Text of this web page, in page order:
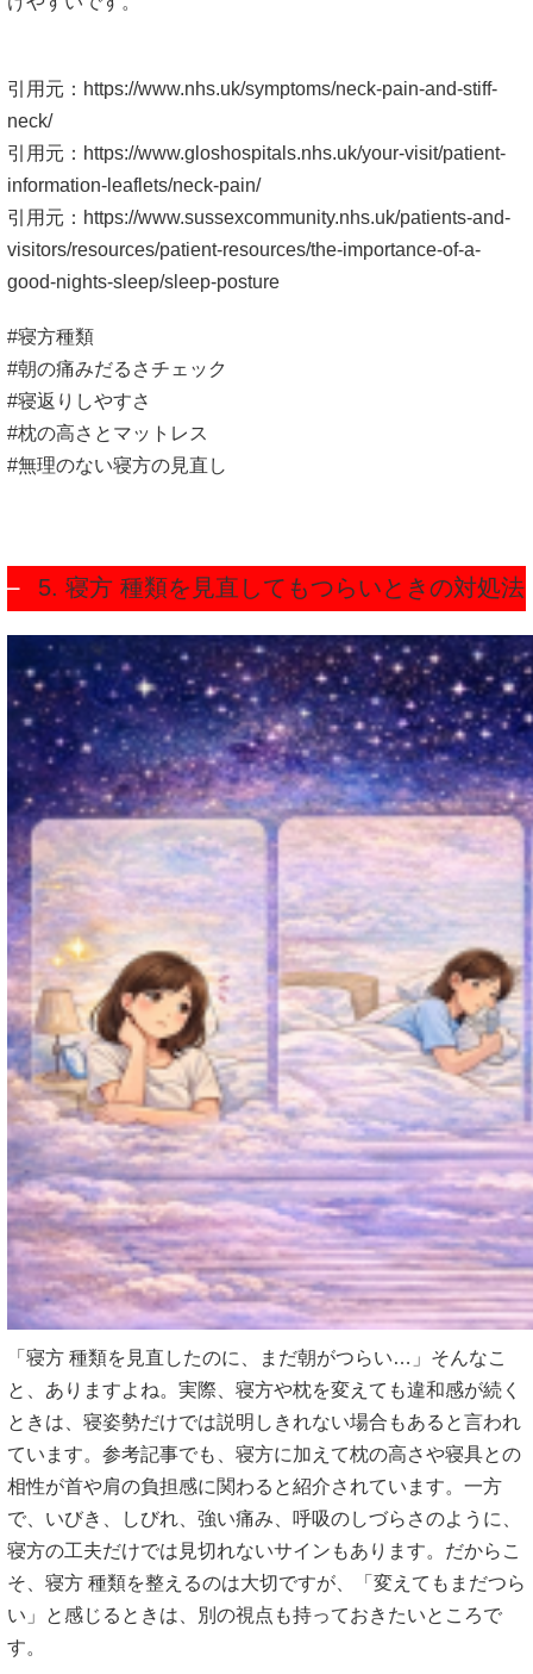
引用元： https://www.nhs.uk/symptoms/neck-pain-and-stiff-
neck/
引用元： https://www.gloshospitals.nhs.uk/your-visit/patient-
information-leaflets/neck-pain/
引用元： https://www.sussexcommunity.nhs.uk/patients-and-
visitors/resources/patient-resources/the-importance-of-a-
good-nights-sleep/sleep-posture
#寝方種類
#朝の痛みだるさチェック
#寝返りしやすさ
#枕の高さとマットレス
#無理のない寝方の見直し
5. 寝方 種類を見直してもつらいときの対処法
「寝方 種類を見直したのに、まだ朝がつらい…」そんなこ
と、ありますよね。実際、寝方や枕を変えても違和感が続く
ときは、寝姿勢だけでは説明しきれない場合もあると言われ
ています。参考記事でも、寝方に加えて枕の高さや寝具との
相性が首や肩の負担感に関わると紹介されています。一方
で、いびき、しびれ、強い痛み、呼吸のしづらさのように、
寝方の工夫だけでは見切れないサインもあります。だからこ
そ、寝方 種類を整えるのは大切ですが、「変えてもまだつら
い」と感じるときは、別の視点も持っておきたいところで
す。